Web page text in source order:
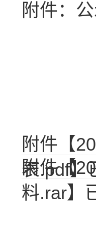
附件：
附件【
表.pdf】
附件【
料.rar】